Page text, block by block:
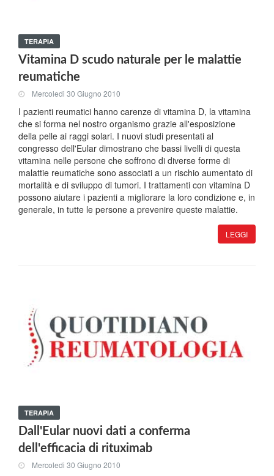
TERAPIA
Vitamina D scudo naturale per le malattie
reumatiche
Mercoledi 30 Giugno 2010
I pazienti reumatici hanno carenze di vitamina D, la vitamina
che si forma nel nostro organismo grazie all'esposizione
della pelle ai raggi solari. I nuovi studi presentati al
congresso dell'Eular dimostrano che bassi livelli di questa
vitamina nelle persone che soffrono di diverse forme di
malattie reumatiche sono associati a un rischio aumentato di
mortalità e di sviluppo di tumori. I trattamenti con vitamina D
possono aiutare i pazienti a migliorare la loro condizione e, in
generale, in tutte le persone a prevenire queste malattie.
LEGGI
TERAPIA
Dall'Eular nuovi dati a conferma
dell'efficacia di rituximab
Mercoledi 30 Giugno 2010